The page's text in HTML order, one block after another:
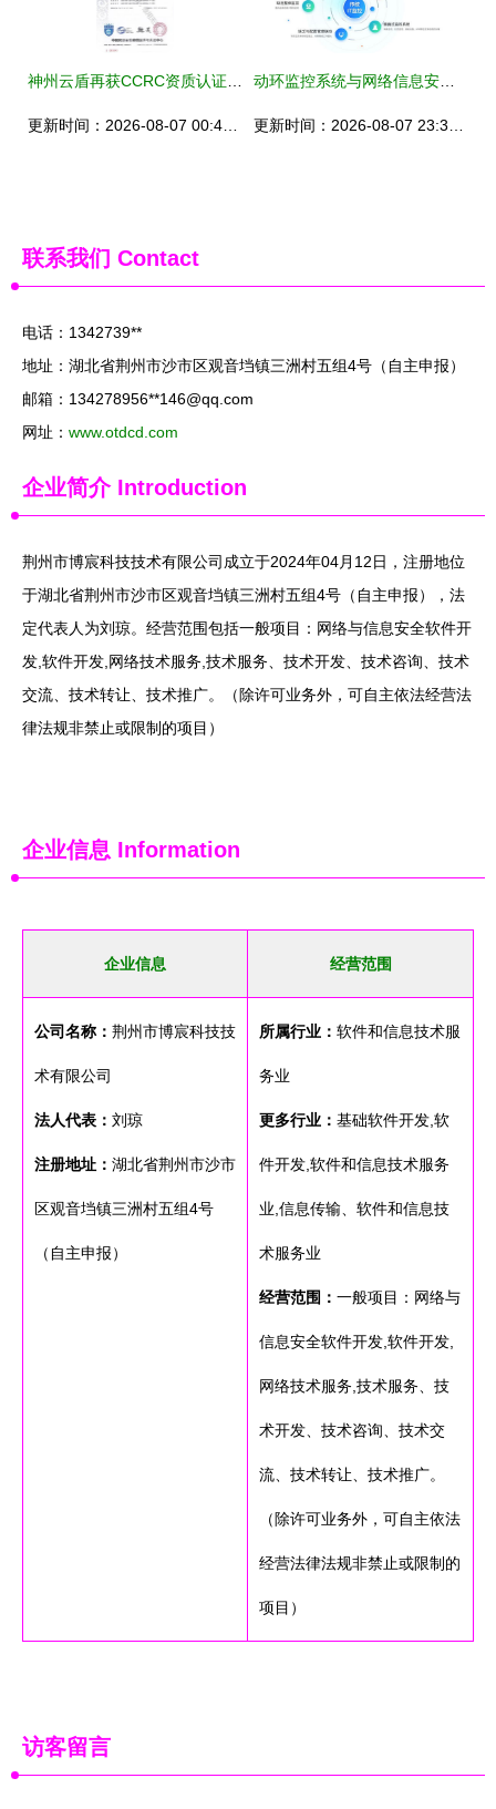
联系我们 Contact
电话：1342739**
地址：湖北省荆州市沙市区观音垱镇三洲村五组4号（自主申报）
邮箱：134278956**146@qq.com
网址： www.otdcd.com
企业简介Introduction
荆州市博宸科技技术有限公司成立于2024年04月12日，注册地位
于湖北省荆州市沙市区观音垱镇三洲村五组4号（自主申报），法
定代表人为刘琼。经营范围包括一般项目：网络与信息安全软件开
发,软件开发,网络技术服务,技术服务、技术开发、技术咨询、技术
交流、技术转让、技术推广。（除许可业务外，可自主依法经营法
律法规非禁止或限制的项目）
企业信息 Information
企业信息 经营范围
公司名称： 荆州市博宸科技技
术有限公司
法人代表： 刘琼
注册地址： 湖北省荆州市沙市
区观音垱镇三洲村五组4号
（自主申报）
所属行业： 软件和信息技术服
务业
更多行业： 基础软件开发,软
件开发,软件和信息技术服务
业,信息传输、软件和信息技
术服务业
经营范围： 一般项目：网络与
信息安全软件开发,软件开发,
网络技术服务,技术服务、技
术开发、技术咨询、技术交
流、技术转让、技术推广。
（除许可业务外，可自主依法
经营法律法规非禁止或限制的
项目）
访客留言